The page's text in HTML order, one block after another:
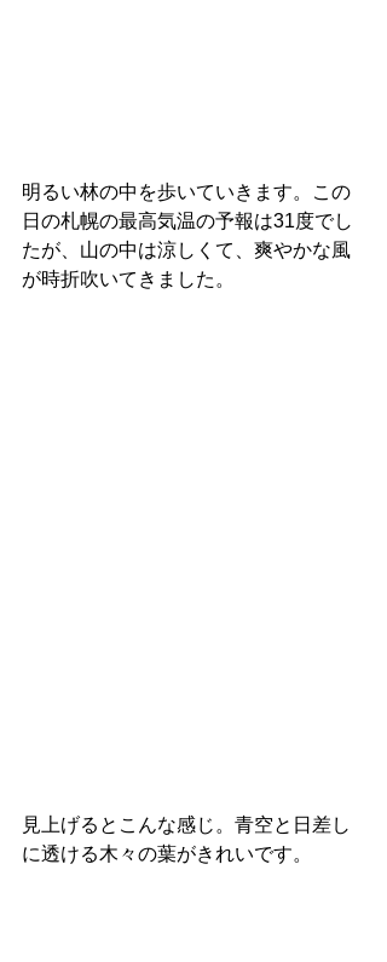
明るい林の中を歩いていきます。この
日の札幌の最高気温の予報は31度でし
たが、山の中は涼しくて、爽やかな風
が時折吹いてきました。
見上げるとこんな感じ。青空と日差し
に透ける木々の葉がきれいです。